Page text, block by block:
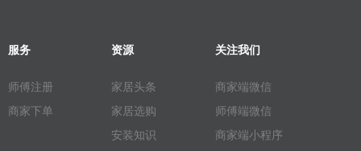
服务
师傅注册
商家下单
资源
家居头条
家居选购
安装知识
关注我们
商家端微信
师傅端微信
商家端小程序